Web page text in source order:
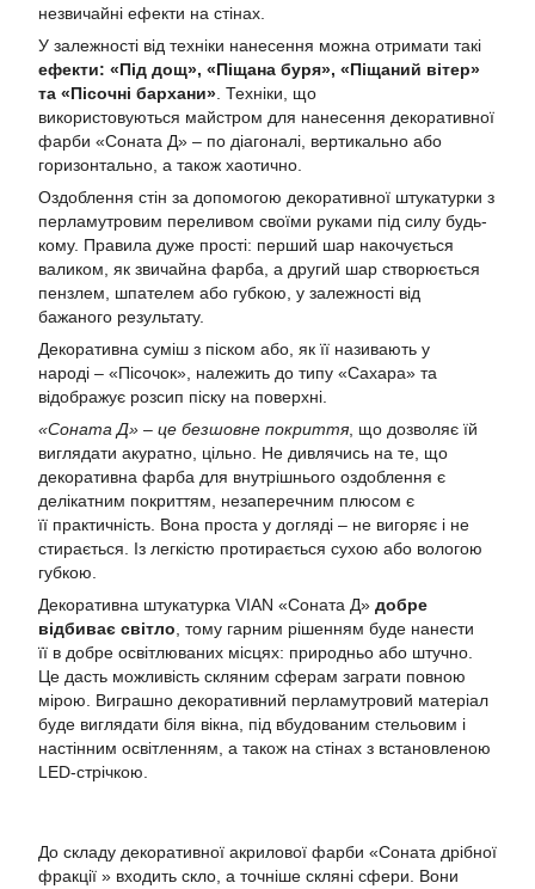
незвичайні ефекти на стінах.
У залежності від техніки нанесення можна отримати такі
ефекти: «Під дощ», «Піщана буря», «Піщаний вітер»
та «Пісочні бархани» . Техніки, що
використовуються майстром для нанесення декоративної
фарби «Соната Д» – по діагоналі, вертикально або
горизонтально, а також хаотично.
Оздоблення стін за допомогою декоративної штукатурки з
перламутровим переливом своїми руками під силу будь-
кому. Правила дуже прості: перший шар накочується
валиком, як звичайна фарба, а другий шар створюється
пензлем, шпателем або губкою, у залежності від
бажаного результату.
Декоративна суміш з піском або, як її називають у
народі – «Пісочок», належить до типу «Сахара» та
відображує розсип піску на поверхні.
«Соната Д» – це безшовне покриття , що дозволяє їй
виглядати акуратно, цільно. Не дивлячись на те, що
декоративна фарба для внутрішнього оздоблення є
делікатним покриттям, незаперечним плюсом є
її практичність. Вона проста у догляді – не вигоряє і не
стирається. Із легкістю протирається сухою або вологою
губкою.
Декоративна штукатурка VIAN «Соната Д» добре
відбиває світло , тому гарним рішенням буде нанести
її в добре освітлюваних місцях: природньо або штучно.
Це дасть можливість скляним сферам заграти повною
мірою. Виграшно декоративний перламутровий матеріал
буде виглядати біля вікна, під вбудованим стельовим і
настінним освітленням, а також на стінах з встановленою
LED-стрічкою.
До складу декоративної акрилової фарби «Соната дрібної
фракції » входить скло, а точніше скляні сфери. Вони